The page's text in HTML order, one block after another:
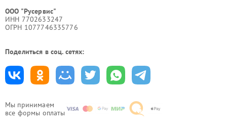
Мы принимаем
все формы оплаты
ООО "Русервис"
ИНН 7702633247
ОГРН 1077746335776
Поделиться в соц. сетях: